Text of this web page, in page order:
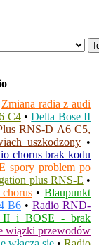
Zmiana radia z audi
C4•Delta Bose II
RNS-D A6 C5,
uszkodzony•
chorus brak kodu
spory problem po
plus RNS-E •
•Blaupunkt
B6 • Radio RND-
II i BOSE - brak
wiązki przewodów